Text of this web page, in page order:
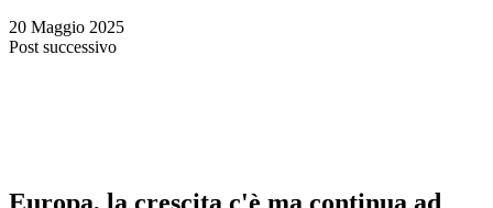
20 Maggio 2025
Post successivo